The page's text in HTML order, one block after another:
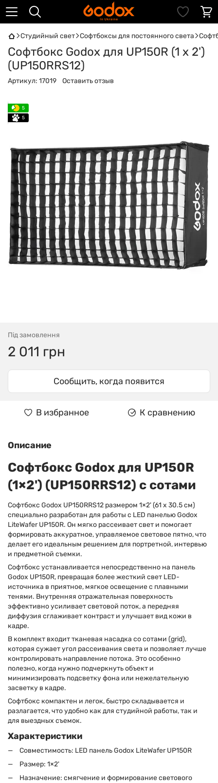
Студийный свет Софтбоксы для постоянного света
Софтбокс Godox для UP150R (1 x 2')
(UP150RRS12)
Артикул: 17019 Оставить отзыв
5
5
Під замовлення
2 011 грн
Сообщить, когда появится
В избранное К сравнению
Описание
Софтбокс Godox для UP150R
(1×2') (UP150RRS12) с сотами
Софтбокс Godox UP150RRS12 размером 1×2' (61 x 30.5 cм)
специально разработан для работы с LED панелью Godox
LiteWafer UP150R. Он мягко рассеивает свет и помогает
формировать аккуратное, управляемое световое пятно, что
делает его идеальным решением для портретной, интервью
и предметной съемки.
Софтбокс устанавливается непосредственно на панель
Godox UP150R, превращая более жесткий свет LED-
источника в приятное, мягкое освещение с плавными
тенями. Внутренняя отражательная поверхность
эффективно усиливает световой поток, а передняя
диффузия сглаживает контраст и улучшает вид кожи в
кадре.
В комплект входит тканевая насадка со сотами (grid),
которая сужает угол рассеивания света и позволяет лучше
контролировать направление потока. Это особенно
полезно, когда нужно подчеркнуть объект и
минимизировать подсветку фона или нежелательную
засветку в кадре.
Софтбокс компактен и легок, быстро складывается и
разлагается, что удобно как для студийной работы, так и
для выездных съемок.
Характеристики
Совместимость: LED панель Godox LiteWafer UP150R
Размер: 1×2'
Назначение: смягчение и формирование светового